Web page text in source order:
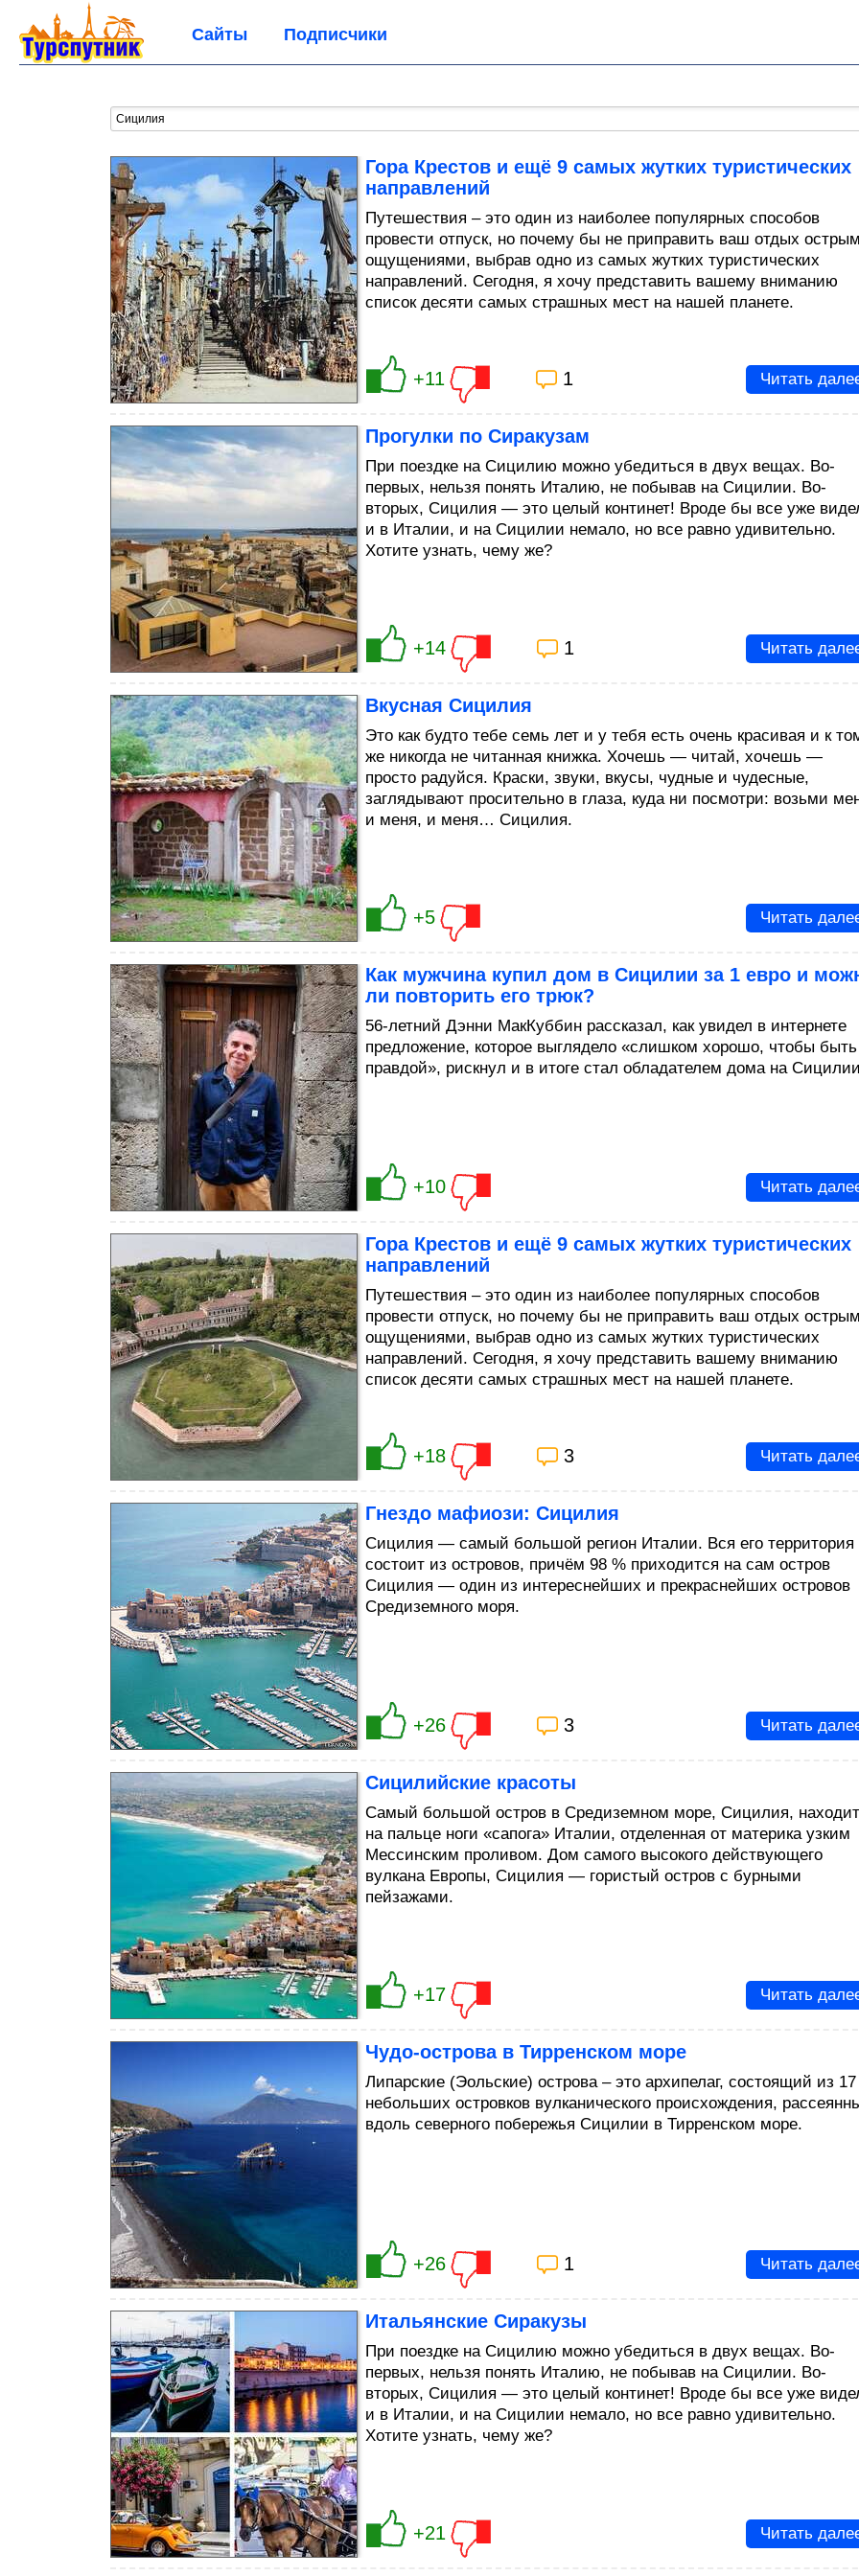
Сайты Подписчики
Гора Крестов и ещё 9 самых жутких туристических
направлений
Путешествия – это один из наиболее популярных способов
провести отпуск, но почему бы не приправить ваш отдых
ощущениями, выбрав одно из самых жутких туристических
направлений. Сегодня, я хочу представить вашему вниманию
список десяти самых страшных мест на нашей планете.
+11 1 Читать
Прогулки по Сиракузам
При поездке на Сицилию можно убедиться в двух вещах. Во-
первых, нельзя понять Италию, не побывав на Сицилии. Во-
вторых, Сицилия — это целый континет! Вроде бы все уже
и в Италии, и на Сицилии немало, но все равно удивительно.
Хотите узнать, чему же?
+14 1 Читать
Вкусная Сицилия
Это как будто тебе семь лет и у тебя есть очень красивая и к
же никогда не читанная книжка. Хочешь — читай, хочешь —
просто радуйся. Краски, звуки, вкусы, чудные и чудесные,
заглядывают просительно в глаза, куда ни посмотри: возьми
и меня, и меня… Сицилия.
+5 Читать
Как мужчина купил дом в Сицилии за 1 евро и
ли повторить его трюк?
56-летний Дэнни МакКуббин рассказал, как увидел в интернете
предложение, которое выглядело «слишком хорошо, чтобы быть
правдой», рискнул и в итоге стал обладателем дома на
+10 Читать
Гора Крестов и ещё 9 самых жутких туристических
направлений
Путешествия – это один из наиболее популярных способов
провести отпуск, но почему бы не приправить ваш отдых
ощущениями, выбрав одно из самых жутких туристических
направлений. Сегодня, я хочу представить вашему вниманию
список десяти самых страшных мест на нашей планете.
+18 3 Читать
Гнездо мафиози: Сицилия
Сицилия — самый большой регион Италии. Вся его территория
состоит из островов, причём 98 % приходится на сам остров
Сицилия — один из интереснейших и прекраснейших островов
Средиземного моря.
+26 3 Читать
Сицилийские красоты
Самый большой остров в Средиземном море, Сицилия,
на пальце ноги «сапога» Италии, отделенная от материка узким
Мессинским проливом. Дом самого высокого действующего
вулкана Европы, Сицилия — гористый остров с бурными
пейзажами.
+17 Читать
Чудо-острова в Тирренском море
Липарские (Эольские) острова – это архипелаг, состоящий из 17
небольших островков вулканического происхождения,
вдоль северного побережья Сицилии в Тирренском море.
+26 1 Читать
Итальянские Сиракузы
При поездке на Сицилию можно убедиться в двух вещах. Во-
первых, нельзя понять Италию, не побывав на Сицилии. Во-
вторых, Сицилия — это целый континет! Вроде бы все уже
и в Италии, и на Сицилии немало, но все равно удивительно.
Хотите узнать, чему же?
+21 Читать